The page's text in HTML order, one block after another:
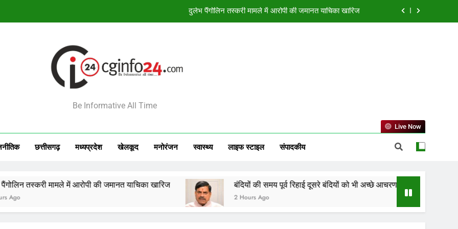
बंदियों की समय पूर्व रिहाई दूसरे बंदियों को भी अच्छे आचरण के लिए करेगी प्रोत्साहित : मुख्यमंत्री डॉ. यादव
आज का राशिफल 8 अगस्त 2026: 12 राशियों का भविष्यफल, जानें किस राशि की चमकेगी किस्मत
बंदियों की समय पूर्व रिहाई दूसरे बंदियों को भी अच्छे आचरण के लिए करेगी प्रोत्साहित : मुख्यमंत्री डॉ. यादव
Be Informative All Time
छत्तीसगढ़ मध्‍यप्रदेश खेलकूद मनोरंजन स्‍वास्‍थ्‍य लाइफ स्टाइल संपादकीय
Live Now
में आरोपी की जमानत याचिका खारिज बंदियों की समय पूर्व रिहाई दूसरे बंदियों को भी अच्छे आचरण के लिए करेगी प्रोत्साहित : मुख्यमंत्री
2 Hours Ago